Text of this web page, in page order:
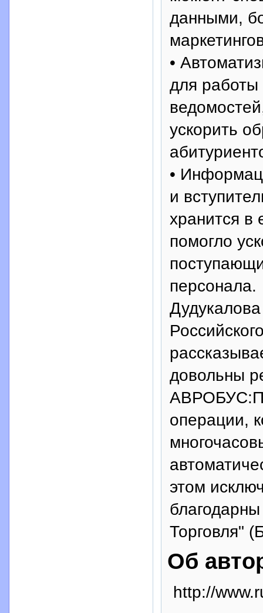
данными,
•
для работы
ускорить
•
и
хранится в
помогло
персонала.
довольны
операции,
этом
Торговля"
Об
http://